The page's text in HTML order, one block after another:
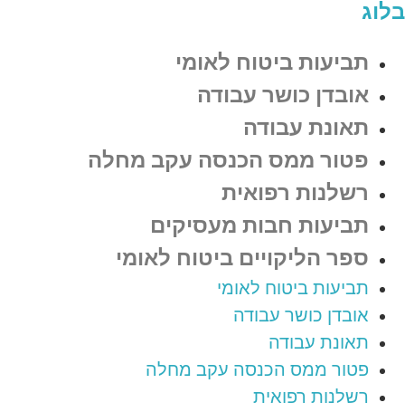
בלוג
תביעות ביטוח לאומי
אובדן כושר עבודה
תאונת עבודה
פטור ממס הכנסה עקב מחלה
רשלנות רפואית
תביעות חבות מעסיקים
ספר הליקויים ביטוח לאומי
תביעות ביטוח לאומי
אובדן כושר עבודה
תאונת עבודה
פטור ממס הכנסה עקב מחלה
רשלנות רפואית